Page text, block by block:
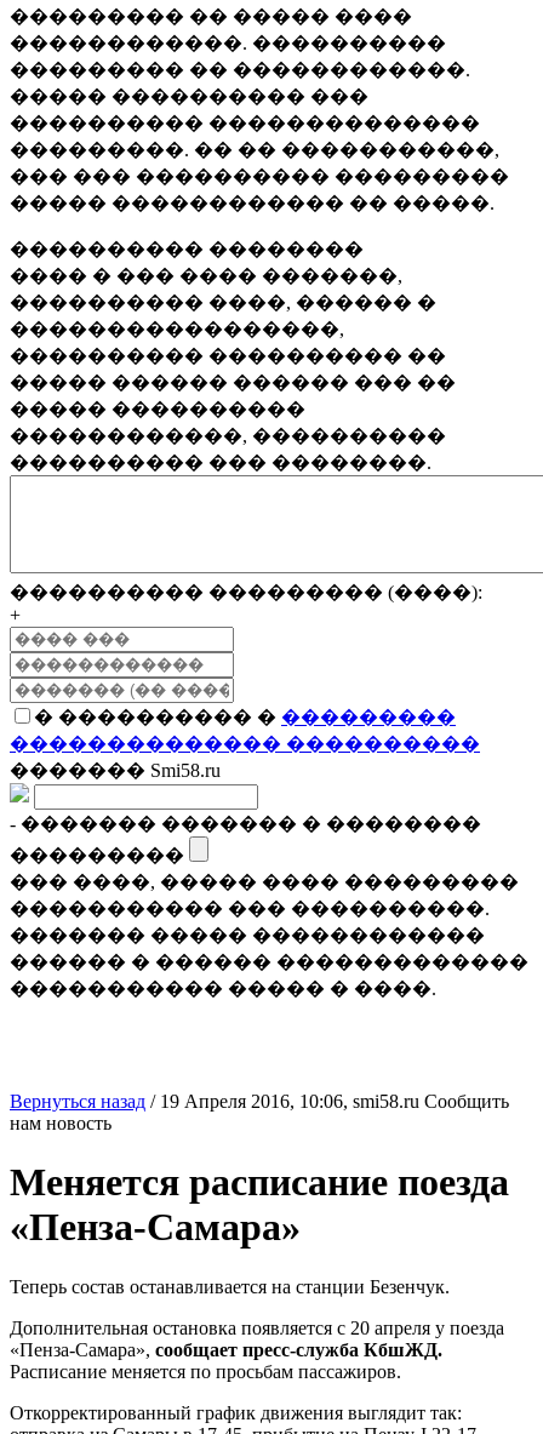
��������� �� ����� ����
������������. ����������
��������� �� ������������.
����� ���������� ���
���������� ��������������
���������. �� �� �����������,
��� ��� ���������� ���������
����� ������������ �� �����.
���������� ��������
���� � ��� ���� �������,
���������� ����, ������ �
�����������������,
���������� ���������� ��
����� ������ ������ ��� ��
����� ����������
������������, ����������
���������� ��� ��������.
���������� ��������� (����):
+
� ���������� � ���������
�������������� ����������
������� Smi58.ru
- ������� ������� � ��������
���������
��� ����, ����� ���� ���������
����������� ��� ����������.
������� ����� ������������
������ � ������ �������������
����������� ����� � ����.
Вернуться назад / 19 Апреля 2016, 10:06, smi58.ru Сообщить
нам новость
Меняется расписание поезда
«Пенза-Самара»
Теперь состав останавливается на станции Безенчук.
Дополнительная остановка появляется с 20 апреля у поезда
«Пенза-Самара», сообщает пресс-служба КбшЖД.
Расписание меняется по просьбам пассажиров.
Откорректированный график движения выглядит так: